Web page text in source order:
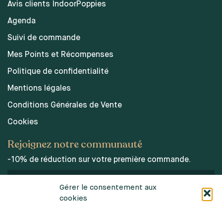
Gérer le consentement aux
cookies
Avis clients IndoorPoppies
Agenda
Suivi de commande
Mes Points et Récompenses
Politique de confidentialité
Mentions légales
Conditions Générales de Vente
Cookies
Rejoignez notre communauté
-10% de réduction sur votre première commande.